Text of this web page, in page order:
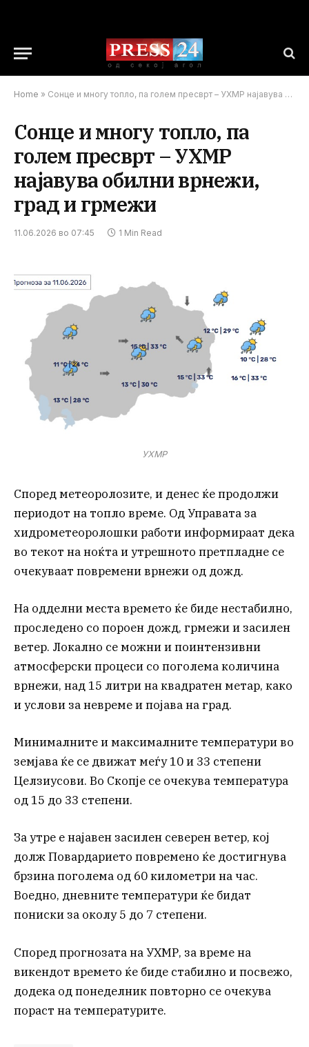
Home » Сонце и многу топло, па голем пресврт – УХМР најавува обилни врнежи, град и грмежи
Сонце и многу топло, па
голем пресврт – УХМР
најавува обилни врнежи,
град и грмежи
11.06.2026 во 07:45 1 Min Read
УХМР
Според метеоролозите, и денес ќе продолжи
периодот на топло време. Од Управата за
хидрометеоролошки работи информираат дека
во текот на ноќта и утрешното претпладне се
очекуваат повремени врнежи од дожд.
На одделни места времето ќе биде нестабилно,
проследено со пороен дожд, грмежи и засилен
ветер. Локално се можни и поинтензивни
атмосферски процеси со поголема количина
врнежи, над 15 литри на квадратен метар, како
и услови за невреме и појава на град.
Минималните и максималните температури во
земјава ќе се движат меѓу 10 и 33 степени
Целзиусови. Во Скопје се очекува температура
од 15 до 33 степени.
За утре е најавен засилен северен ветер, кој
долж Повардарието повремено ќе достигнува
брзина поголема од 60 километри на час.
Воедно, дневните температури ќе бидат
пониски за околу 5 до 7 степени.
Според прогнозата на УХМР, за време на
викендот времето ќе биде стабилно и посвежо,
додека од понеделник повторно се очекува
пораст на температурите.